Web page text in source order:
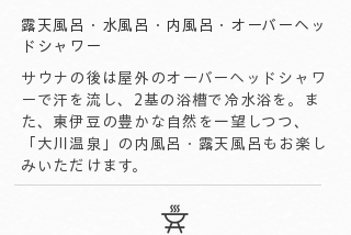
露天風呂・水風呂・内風呂・オーバーヘッ
ドシャワー
サウナの後は屋外のオーバーヘッドシャワ
ーで汗を流し、2基の浴槽で冷水浴を。ま
た、東伊豆の豊かな自然を一望しつつ、
「大川温泉」の内風呂・露天風呂もお楽し
みいただけます。